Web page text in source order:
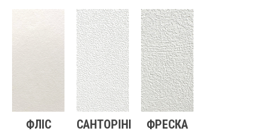
ФЛІС САНТОРІНІ ФРЕСКА